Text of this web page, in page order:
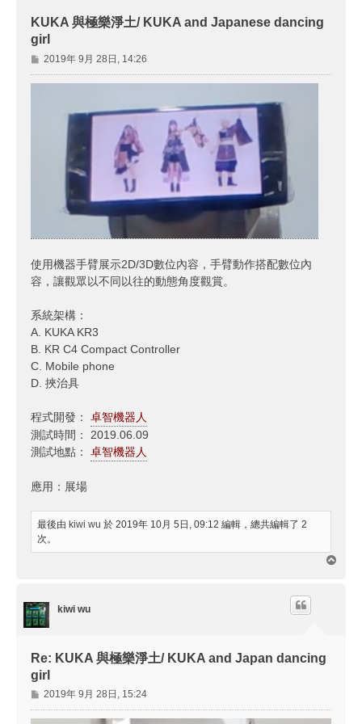
KUKA 與極樂淨土/ KUKA and Japanese dancing
girl
文
章
2019年 9月 28日, 14:26
使用機器手臂展示2D/3D數位內容，手臂動作搭配數位內
容，讓觀眾以不同以往的動態角度觀賞。
系統架構：
A. KUKA KR3
B. KR C4 Compact Controller
C. Mobile phone
D. 挾治具
程式開發： 卓智機器人
測試時間： 2019.06.09
測試地點： 卓智機器人
應用：展場
最後由 kiwi wu 於 2019年 10月 5日, 09:12 編輯，總共編輯了 2
次。
kiwi wu
Re: KUKA 與極樂淨土/ KUKA and Japan dancing
girl
文
章
2019年 9月 28日, 15:24